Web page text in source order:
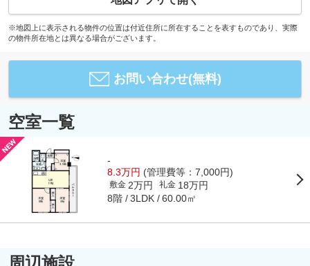
※地図上に表示される物件の位置は付近住所に所在することを表すものであり、実際
の物件所在地とは異なる場合がございます。
お問い合わせ(無料)
空室一覧
-
8.3万円 (管理費等：7,000円)
敷金 2万円 礼金 18万円
8階 3LDK 60.00㎡